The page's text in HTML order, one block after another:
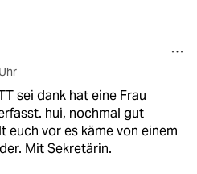
sei dank hat eine Frau
hui, nochmal gut
euch vor es käme von einem
Mit Sekretärin.